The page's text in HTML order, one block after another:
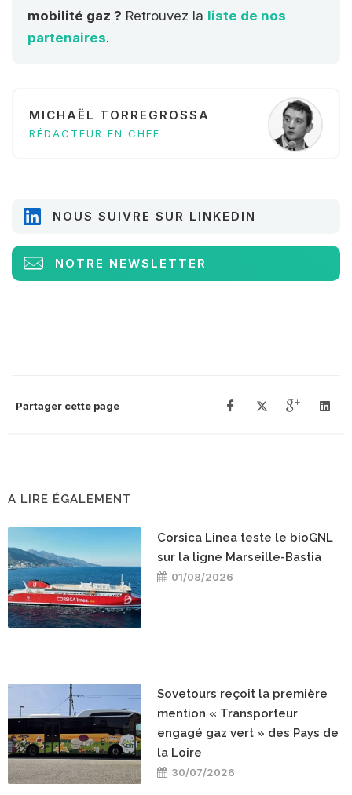
mobilité gaz ? Retrouvez la liste de nos
partenaires.
MICHAËL TORREGROSSA
RÉDACTEUR EN CHEF
NOUS SUIVRE SUR LINKEDIN
NOTRE NEWSLETTER
Partager cette page
A LIRE ÉGALEMENT
Corsica Linea teste le bioGNL
sur la ligne Marseille-Bastia
01/08/2026
Sovetours reçoit la première
mention « Transporteur
engagé gaz vert » des Pays de
la Loire
30/07/2026